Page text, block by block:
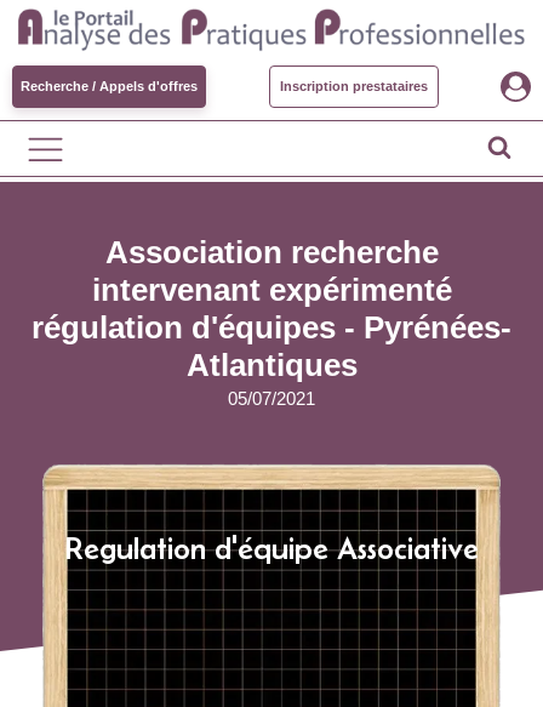
Recherche / Appels d'offres Inscription prestataires
Association recherche
intervenant expérimenté
régulation d'équipes - Pyrénées-
Atlantiques
05/07/2021
Regulation d'équipe Associative